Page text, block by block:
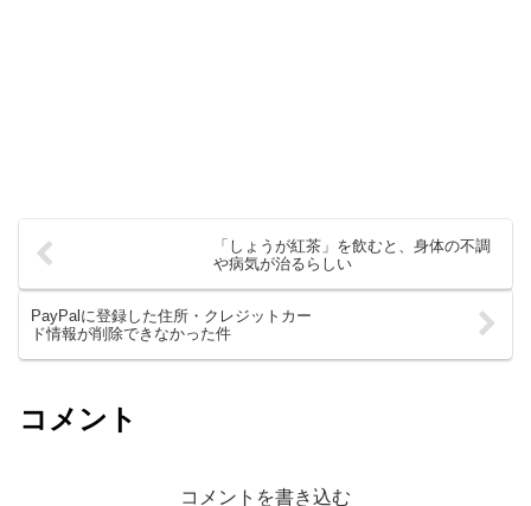
「しょうが紅茶」を飲むと、身体の不調
や病気が治るらしい
PayPalに登録した住所・クレジットカー
ド情報が削除できなかった件
コメント
コメントを書き込む